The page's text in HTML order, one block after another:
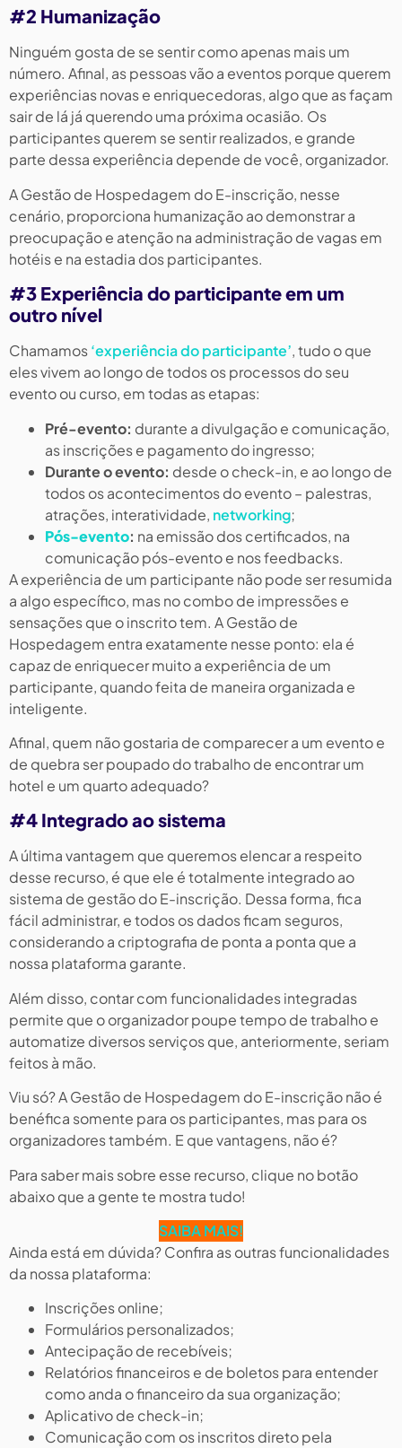
#2 Humanização
Ninguém gosta de se sentir como apenas mais um
número. Afinal, as pessoas vão a eventos porque querem
experiências novas e enriquecedoras, algo que as façam
sair de lá já querendo uma próxima ocasião. Os
participantes querem se sentir realizados, e grande
parte dessa experiência depende de você, organizador.
A Gestão de Hospedagem do E-inscrição, nesse
cenário, proporciona humanização ao demonstrar a
preocupação e atenção na administração de vagas em
hotéis e na estadia dos participantes.
#3 Experiência do participante em um
outro nível
Chamamos‘experiência do participante’, tudo o que
eles vivem ao longo de todos os processos do seu
evento ou curso, em todas as etapas:
Pré-evento: durante a divulgação e comunicação,
as inscrições e pagamento do ingresso;
Durante o evento: desde o check-in, e ao longo de
todos os acontecimentos do evento – palestras,
atrações, interatividade, networking;
Pós-evento: na emissão dos certificados, na
comunicação pós-evento e nos feedbacks.
A experiência de um participante não pode ser resumida
a algo específico, mas no combo de impressões e
sensações que o inscrito tem. A Gestão de
Hospedagem entra exatamente nesse ponto: ela é
capaz de enriquecer muito a experiência de um
participante, quando feita de maneira organizada e
inteligente.
Afinal, quem não gostaria de comparecer a um evento e
de quebra ser poupado do trabalho de encontrar um
hotel e um quarto adequado?
#4 Integrado ao sistema
A última vantagem que queremos elencar a respeito
desse recurso, é que ele é totalmente integrado ao
sistema de gestão do E-inscrição. Dessa forma, fica
fácil administrar, e todos os dados ficam seguros,
considerando a criptografia de ponta a ponta que a
nossa plataforma garante.
Além disso, contar com funcionalidades integradas
permite que o organizador poupe tempo de trabalho e
automatize diversos serviços que, anteriormente, seriam
feitos à mão.
Viu só? A Gestão de Hospedagem do E-inscrição não é
benéfica somente para os participantes, mas para os
organizadores também. E que vantagens, não é?
Para saber mais sobre esse recurso, clique no botão
abaixo que a gente te mostra tudo!
SAIBA MAIS!
Ainda está em dúvida? Confira as outras funcionalidades
da nossa plataforma:
Inscrições online;
Formulários personalizados;
Antecipação de recebíveis;
Relatórios financeiros e de boletos para entender
como anda o financeiro da sua organização;
Aplicativo de check-in;
Comunicação com os inscritos direto pela